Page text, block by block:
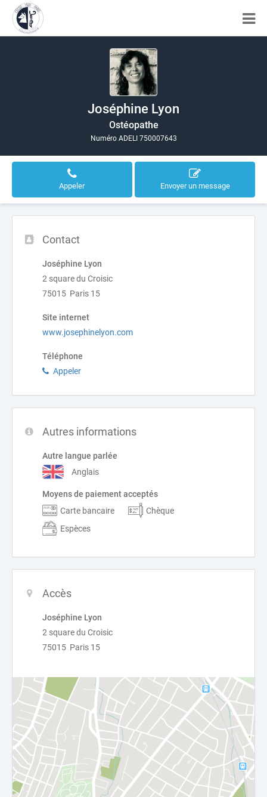
Joséphine Lyon
Ostéopathe
Numéro ADELI 750007643
Appeler Envoyer un message
Contact
Joséphine Lyon
2 square du Croisic
75015 Paris 15
Site internet
www.josephinelyon.com
Téléphone
Appeler
Autres informations
Autre langue parlée
Anglais
Moyens de paiement acceptés
Carte bancaire
Chèque
Espèces
Accès
Joséphine Lyon
2 square du Croisic
75015 Paris 15